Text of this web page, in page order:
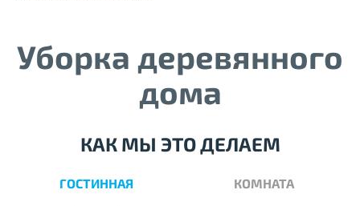
Уборка деревянного
дома
КАК МЫ ЭТО ДЕЛАЕМ
ГОСТИННАЯ КОМНАТА